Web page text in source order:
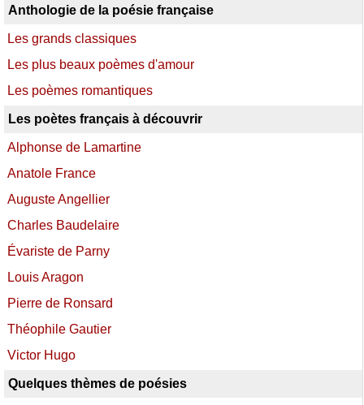
Anthologie de la poésie française
Les grands classiques
Les plus beaux poèmes d'amour
Les poèmes romantiques
Les poètes français à découvrir
Alphonse de Lamartine
Anatole France
Auguste Angellier
Charles Baudelaire
Évariste de Parny
Louis Aragon
Pierre de Ronsard
Théophile Gautier
Victor Hugo
Quelques thèmes de poésies